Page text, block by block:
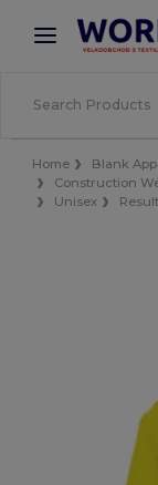
× Lepší ceny
Home Blank
Construction
Unisex
Result